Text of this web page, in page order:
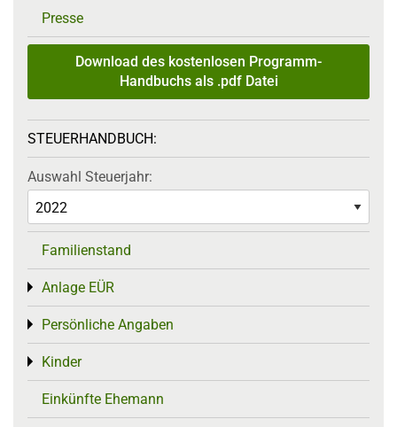
Presse
Download des kostenlosen Programm-
Handbuchs als .pdf Datei
STEUERHANDBUCH:
Auswahl Steuerjahr:
Familienstand
Anlage EÜR
Toggle menu
Persönliche Angaben
Toggle menu
Kinder
Toggle menu
Einkünfte Ehemann